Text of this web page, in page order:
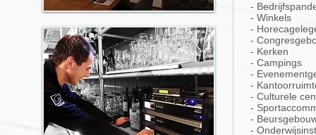
-
- Winkels
-
-
- Kerken
- Campings
-
-
- Culturele
-
-
-